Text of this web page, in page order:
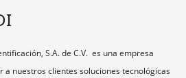
S.A. de C.V. es una empresa
a nuestros clientes soluciones tecnológicas